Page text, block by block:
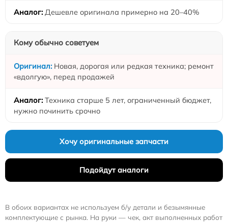
Дешевле оригинала примерно на 20–40%
Кому обычно советуем
Новая, дорогая или редкая техника; ремонт
«вдолгую», перед продажей
Техника старше 5 лет, ограниченный бюджет,
нужно починить срочно
Хочу оригинальные запчасти
Подойдут аналоги
В обоих вариантах не используем б/у детали и безымянные
комплектующие с рынка. На руки — чек, акт выполненных работ